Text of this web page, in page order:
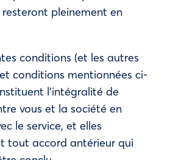
pleinement en
conditions (et les autres
conditions mentionnées ci-
l’intégralité de
vous et la société en
le service, et elles
tout accord antérieur qui